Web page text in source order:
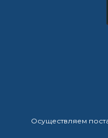
Краска для
Осуществляем